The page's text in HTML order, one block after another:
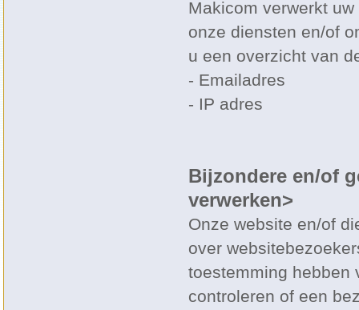
Makicom verwerkt
onze diensten en/of
u een overzicht van
- Emailadres
- IP adres
Bijzondere en/of
verwerken>
Onze website en/of
over
toestemming hebben
controleren of een